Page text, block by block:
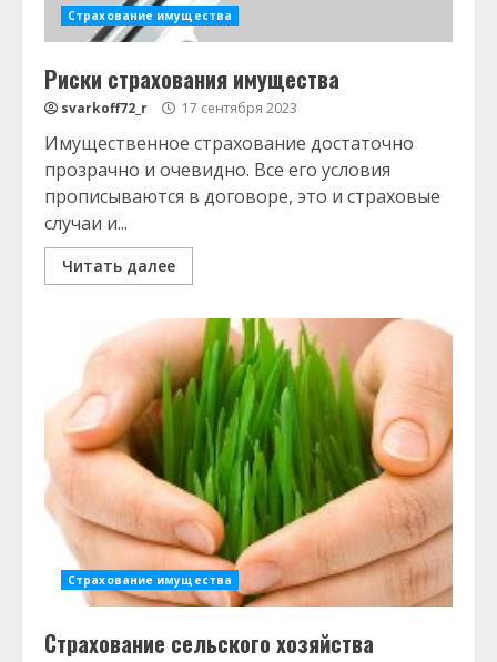
Страхование имущества
Риски страхования имущества
svarkoff72_r 17 сентября 2023
Имущественное страхование достаточно
прозрачно и очевидно. Все его условия
прописываются в договоре, это и страховые
случаи и...
Читать далее
Страхование имущества
Страхование сельского хозяйства